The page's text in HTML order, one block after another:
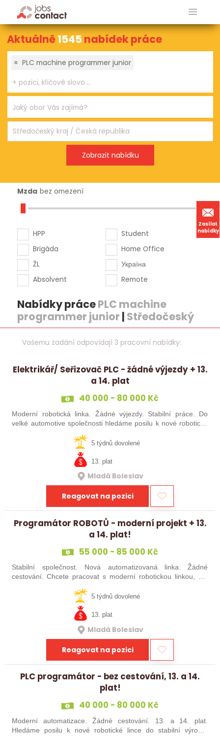
Zasílat
nabídky
Aktuálně1545 nabídek práce
× PLC machine programmer junior
Mzda bez omezení
HPP
Brigáda
ŽL
Absolvent
Student
Home Office
Україна
Remote
Nabídky prácePLC machine
programmer junior | Středočeský
Vašemu zadání odpovídají 3 pracovní nabídky:
Elektrikář/ Seřizovač PLC - žádné výjezdy + 13.
a 14. plat
40 000 - 80 000 Kč
Moderní robotická linka. Žádné výjezdy. Stabilní práce. Do
velké automotive společnosti hledáme posilu k nové robotické
lince. Hledáme šikovného elektrikáře nebo seřizovače, kterého
5 týdnů dovolené
13. plat
Mladá Boleslav
Reagovat na pozici
Programátor ROBOTŮ - moderní projekt + 13.
a 14. plat!
55 000 - 85 000 Kč
Stabilní společnost. Nová automatizovaná linka. Žádné
cestování. Chcete pracovat s moderní robotickou linkou, ale
šikovné absolventy…
5 týdnů dovolené
13. plat
Mladá Boleslav
Reagovat na pozici
PLC programátor - bez cestování, 13. a 14.
plat!
40 000 - 80 000 Kč
Moderní automatizace. Žádné cestování. 13. a 14. plat.
Hledáme posilu k nové robotické lince do stabilní výrobní